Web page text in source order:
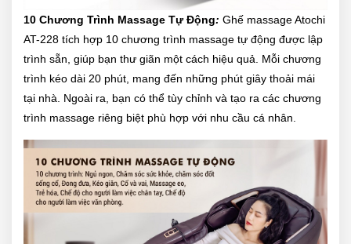
10 Chương Trình Massage Tự Động: Ghế massage Atochi
AT-228 tích hợp 10 chương trình massage tự động được lập
trình sẵn, giúp bạn thư giãn một cách hiệu quả. Mỗi chương
trình kéo dài 20 phút, mang đến những phút giây thoải mái
tại nhà. Ngoài ra, bạn có thể tùy chỉnh và tạo ra các chương
trình massage riêng biệt phù hợp với nhu cầu cá nhân.